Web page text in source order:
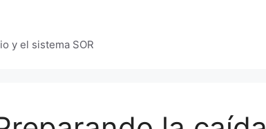
y el sistema SOR